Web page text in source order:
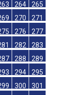
264
265
270
271
276
277
282
283
288
289
294
295
300
301